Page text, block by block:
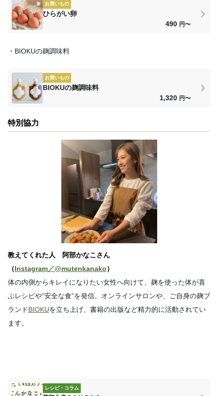
お買いもの
ひらがい卵
490 円〜
・BIOKUの麹調味料
お買いもの
BIOKUの麹調味料
1,320 円〜
特別協力
教えてくれた人 阿部かなこさん
（Instagram／@mutenkanako）
体の内側からキレイになりたい女性へ向けて、 麹を使った体が喜
ぶレシピや”安全な食”を発信。 オンラインサロンや、ご自身の麹ブ
ランドBIOKUを立ち上げ、書籍の出版など精力的に活動されてい
ます。
レシピ・コラム